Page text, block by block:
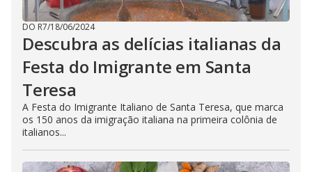
DO R7/18/06/2024
Descubra as delícias italianas da
Festa do Imigrante em Santa
Teresa
A Festa do Imigrante Italiano de Santa Teresa, que marca
os 150 anos da imigração italiana na primeira colônia de
italianos...